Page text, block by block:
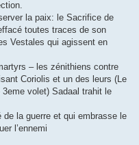
la paix: le Sacrifice de
toutes traces de son
Vestales qui agissent en
– les zénithiens contre
Coriolis et un des leurs (Le
volet) Sadaal trahit le
la guerre et qui embrasse le
l’ennemi